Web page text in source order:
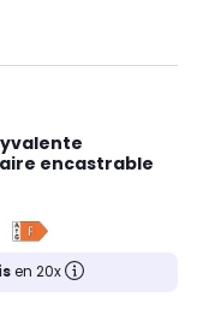
encastrable
en 20x